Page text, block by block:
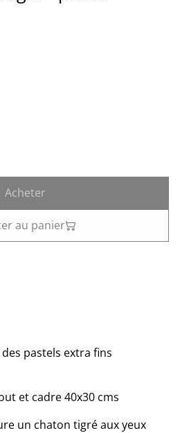
Acheter
au panier
pastels extra fins
et cadre 40x30 cms
un chaton tigré aux yeux